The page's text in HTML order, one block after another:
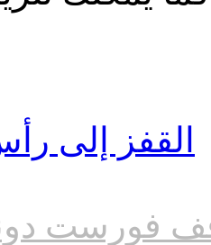
القفز إلى
فورست